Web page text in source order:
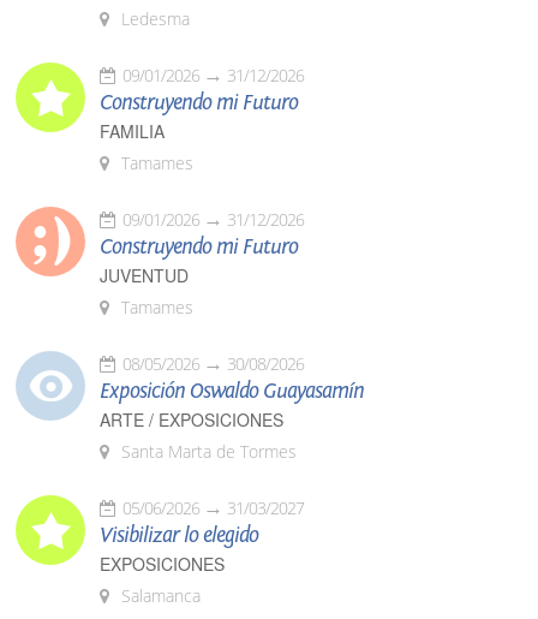
Ledesma
09/01/2026 31/12/2026
Construyendo mi Futuro
FAMILIA
Tamames
09/01/2026 31/12/2026
Construyendo mi Futuro
JUVENTUD
Tamames
08/05/2026 30/08/2026
Exposición Oswaldo Guayasamín
ARTE / EXPOSICIONES
Santa Marta de Tormes
05/06/2026 31/03/2027
Visibilizar lo elegido
EXPOSICIONES
Salamanca